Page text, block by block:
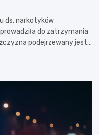
ds. narkotyków
do zatrzymania
podejrzewany jest…